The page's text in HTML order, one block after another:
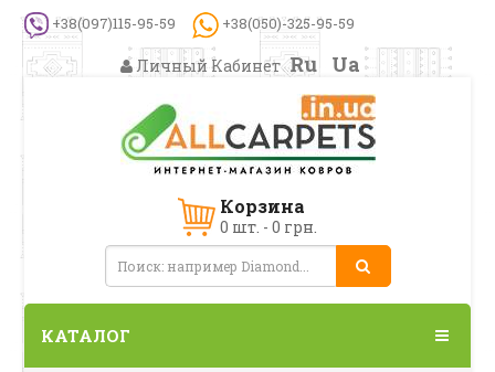
+38(097)115-95-59 +38(050)-325-95-59
Личный Кабинет Ru Ua
Корзина
0 шт. - 0 грн.
КАТАЛОГ